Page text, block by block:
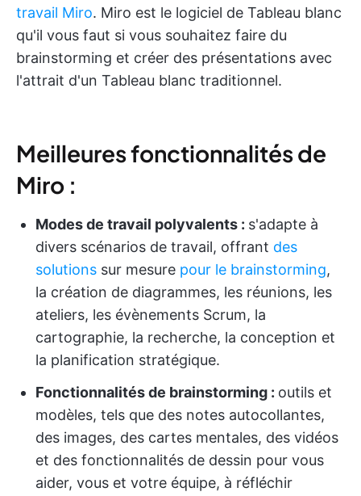
travail Miro. Miro est le logiciel de Tableau blanc
qu'il vous faut si vous souhaitez faire du
brainstorming et créer des présentations avec
l'attrait d'un Tableau blanc traditionnel.
Meilleures fonctionnalités de
Miro :
Modes de travail polyvalents : s'adapte à
divers scénarios de travail, offrant des
solutions sur mesure pour le brainstorming,
la création de diagrammes, les réunions, les
ateliers, les évènements Scrum, la
cartographie, la recherche, la conception et
la planification stratégique.
Fonctionnalités de brainstorming : outils et
modèles, tels que des notes autocollantes,
des images, des cartes mentales, des vidéos
et des fonctionnalités de dessin pour vous
aider, vous et votre équipe, à réfléchir